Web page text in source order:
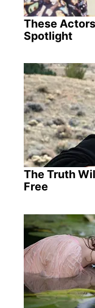
These
Spotlight
The Truth
Free